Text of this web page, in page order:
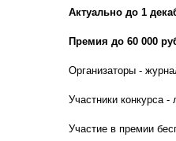
Актуально до 1
Премия до 60 000
Организаторы -
Участники конкурса -
Участие в премии